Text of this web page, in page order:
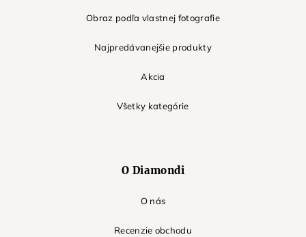
Obraz podľa vlastnej fotografie
Najpredávanejšie produkty
Akcia
Všetky kategórie
O Diamondi
O nás
Recenzie obchodu